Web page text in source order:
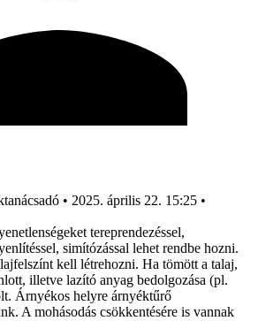
• 2025. április 22. 15:25 •
tereprendezéssel,
simítózással lehet rendbe hozni.
kell létrehozni. Ha tömött a talaj,
illetve lazító anyag bedolgozása (pl.
Árnyékos helyre árnyéktűrő
A mohásodás csökkentésére is vannak